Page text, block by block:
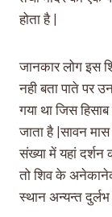
होता है |
जानकार लोग इस
नही बता पाते पर
गया था जिस हिसाब
जाता है |सावन मास
संख्या में यहां दर्शन
तो शिव के
स्थान अन्यन्त दुर्लभ